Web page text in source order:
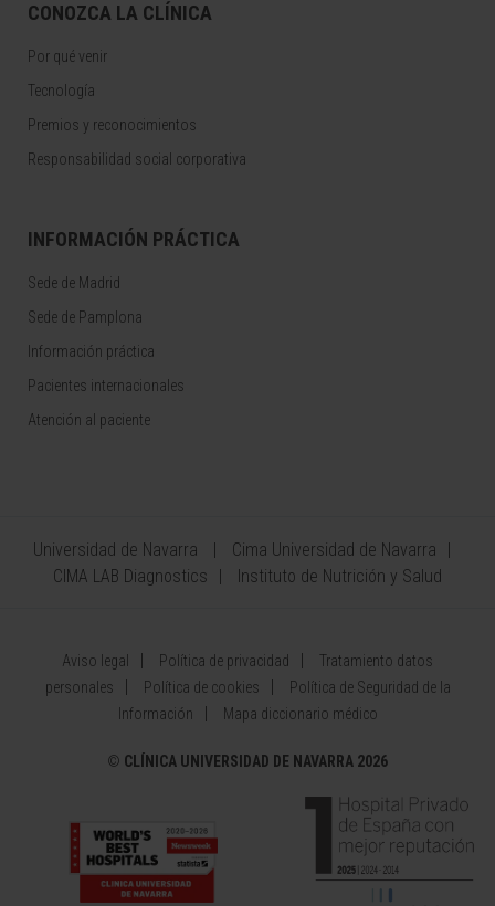
CONOZCA LA CLÍNICA
Por qué venir
Tecnología
Premios y reconocimientos
Responsabilidad social corporativa
INFORMACIÓN PRÁCTICA
Sede de Madrid
Sede de Pamplona
Información práctica
Pacientes internacionales
Atención al paciente
Universidad de Navarra
Cima Universidad de Navarra
CIMA LAB Diagnostics
Instituto de Nutrición y Salud
Aviso legal Política de privacidad
Tratamiento datos
personales
Política de cookies
Política de Seguridad de la
Información
Mapa diccionario médico
© CLÍNICA UNIVERSIDAD DE NAVARRA 2026